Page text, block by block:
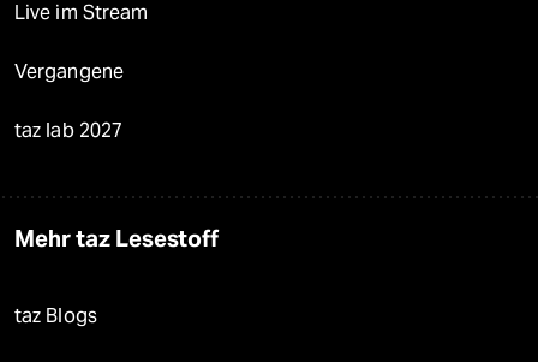
Live im Stream
Vergangene
taz lab 2027
Mehr taz Lesestoff
taz Blogs